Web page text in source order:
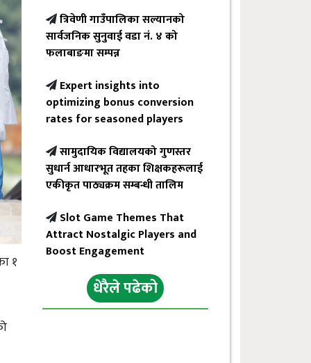
१
त्रिवेणी गाउँपालिका सल्यानको
सार्वजनिक सुनुवाई वडा नं. ४ को
फलाबाङमा सम्पन्न
Expert insights into
optimizing bonus conversion
rates for seasoned players
सामुदायिक विद्यालयको गुणस्तर
सुधार्न आधारभूत तहका शिक्षकहरूलाई
एकीकृत पाठ्यक्रम सम्बन्धी तालिम
Slot Game Themes That
Attract Nostalgic Players and
Boost Engagement
धेरैले पढेको